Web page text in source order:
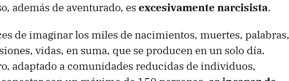
además de aventurado, es excesivamente narcisista.
de imaginar los miles de nacimientos, muertes, palabras,
vidas, en suma, que se producen en un solo día.
adaptado a comunidades reducidas de individuos,